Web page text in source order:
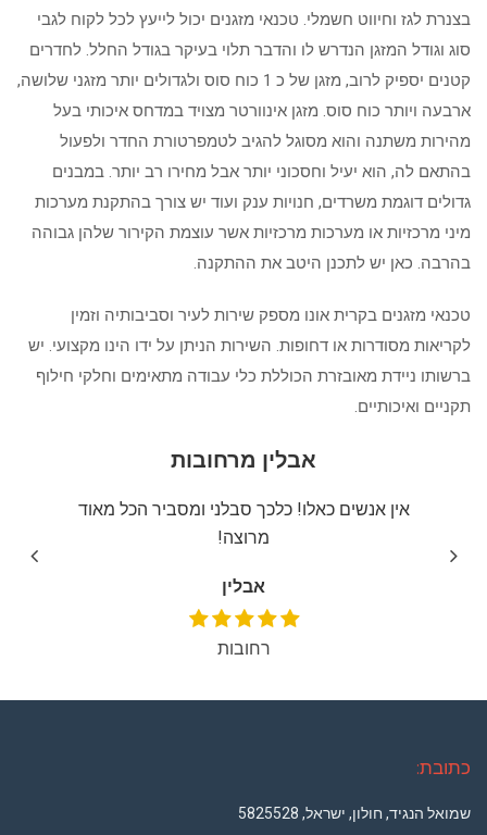
בצנרת לגז וחיווט חשמלי. טכנאי מזגנים יכול לייעץ לכל לקוח לגבי
סוג וגודל המזגן הנדרש לו והדבר תלוי בעיקר בגודל החלל. לחדרים
קטנים יספיק לרוב, מזגן של כ 1 כוח סוס ולגדולים יותר מזגני שלושה,
ארבעה ויותר כוח סוס. מזגן אינוורטר מצויד במדחס איכותי בעל
מהירות משתנה והוא מסוגל להגיב לטמפרטורת החדר ולפעול
בהתאם לה, הוא יעיל וחסכוני יותר אבל מחירו רב יותר. במבנים
גדולים דוגמת משרדים, חנויות ענק ועוד יש צורך בהתקנת מערכות
מיני מרכזיות או מערכות מרכזיות אשר עוצמת הקירור שלהן גבוהה
בהרבה. כאן יש לתכנן היטב את ההתקנה.
טכנאי מזגנים בקרית אונו מספק שירות לעיר וסביבותיה וזמין
לקריאות מסודרות או דחופות. השירות הניתן על ידו הינו מקצועי. יש
ברשותו ניידת מאובזרת הכוללת כלי עבודה מתאימים וחלקי חילוף
תקניים ואיכותיים.
אבלין מרחובות
אין אנשים כאלו! כלכך סבלני ומסביר הכל מאוד
מרוצה!
אבלין
רחובות
כתובת:
שמואל הנגיד, חולון, ישראל, 5825528